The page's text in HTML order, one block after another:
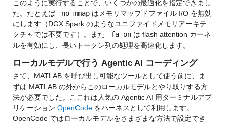
このように実行することで、いくつかの最適化を指定できまし
た。たとえば –no-mmap はメモリマップドファイル I/O を無効
にします（DGX Spark のようなユニファイドメモリアーキテ
クチャでは不要です）。また -fa on は flash attention カーネ
ルを有効にし、長いトークン列の処理を高速化します。
ローカルモデルで行う Agentic AI コーディング
さて、MATLAB を呼び出し可能なツールとして使う前に、ま
ずは MATLAB の外からこのローカルモデルとやり取りする方
法が必要でした。ここれは人気の Agentic AI 用ターミナルアプ
リケーション OpenCode をハーネスとして利用します。
OpenCode ではローカルモデルをさまざまな方法で設定でき